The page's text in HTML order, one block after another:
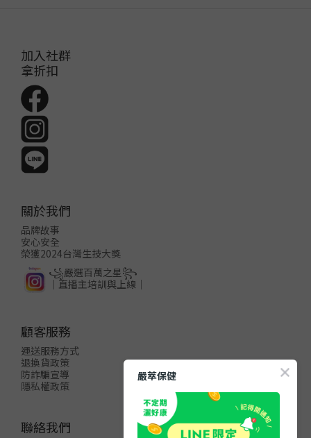
加入社群
拿折扣
關於我們
品牌故事
安心安全
榮獲2024台灣生技大獎
꧁嚴選百萬之星꧂
│直播主培訓與上線│
顧客服務
運送服務方式
退換貨政策
防詐騙宣導
隱私權政策
聯絡我們
嚴萃保健